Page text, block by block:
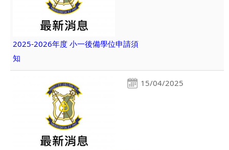
2025-2026年度 小一後備學位申請須
知
15/04/2025